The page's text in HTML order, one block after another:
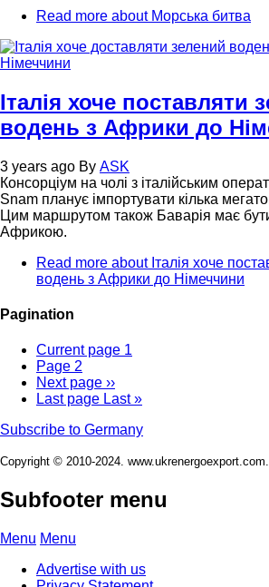
Read more about Морська битва
Італія хоче поставляти
водень з Африки до
3 years ago By ASK
Консорціум на чолі з італійським
Snam планує імпортувати кілька
Цим маршрутом також Баварія має
Африкою.
Read more about Італія хоче
водень з Африки до Німеччини
Pagination
Current page 1
Page 2
Next page ››
Last page Last »
Subscribe to Germany
Copyright © 2010-2024.
Subfooter menu
Menu Menu
Advertise with us